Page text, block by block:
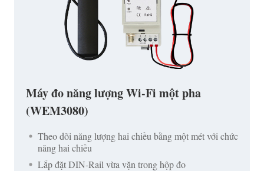
Máy đo năng lượng Wi-Fi một pha
(WEM3080)
Theo dõi năng lượng hai chiều bằng một mét với chức
năng hai chiều
Lắp đặt DIN-Rail vừa vặn trong hộp đo